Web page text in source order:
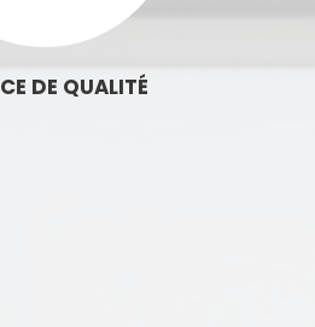
DE QUALITÉ